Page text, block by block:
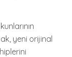
yeni orijinal